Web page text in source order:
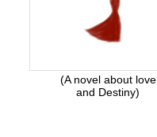
(A novel about love
and Destiny)